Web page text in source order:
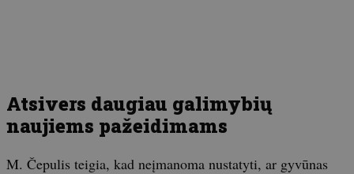
Atsivers daugiau galimybių
naujiems pažeidimams
M. Čepulis teigia, kad neįmanoma nustatyti, ar gyvūnas